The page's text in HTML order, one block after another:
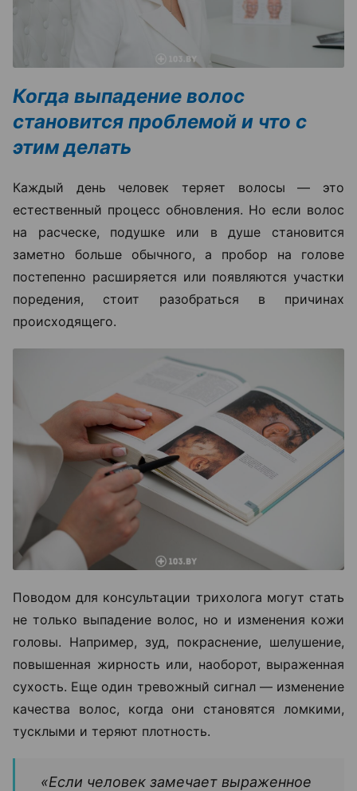
Когда выпадение волос
становится проблемой и что с
этим делать
Каждый день человек теряет волосы — это
естественный процесс обновления. Но если волос
на расческе, подушке или в душе становится
заметно больше обычного, а пробор на голове
постепенно расширяется или появляются участки
поредения, стоит разобраться в причинах
происходящего.
Поводом для консультации трихолога могут стать
не только выпадение волос, но и изменения кожи
головы. Например, зуд, покраснение, шелушение,
повышенная жирность или, наоборот, выраженная
сухость. Еще один тревожный сигнал — изменение
качества волос, когда они становятся ломкими,
тусклыми и теряют плотность.
«Если человек замечает выраженное